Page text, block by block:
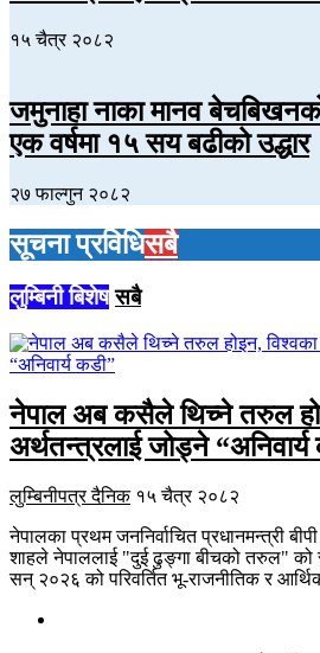
१५ चैत्र २०८२
जमुनाहा नाका मानव
एक वर्षमा १५ सय बढीको उद्धार
२७ फाल्गुन २०८२
सूचना प्रविधिसबै
लुम्बिनी बिशेष सबै
नेपाल अब कसैले थिच्ने तरुल
अर्थतन्त्रलाई जोड्ने
लुम्बिनीपत्र दैनिक १५ चैत्र २०८२
नेपालका प्रथम जननिर्वाचित प्रधानमन्त्री
शाहले नेपाललाई "दुई ढुङ्गा बीचको तरुल" को
सन् २०२६ को परिवर्तित भू-राजनीतिक र